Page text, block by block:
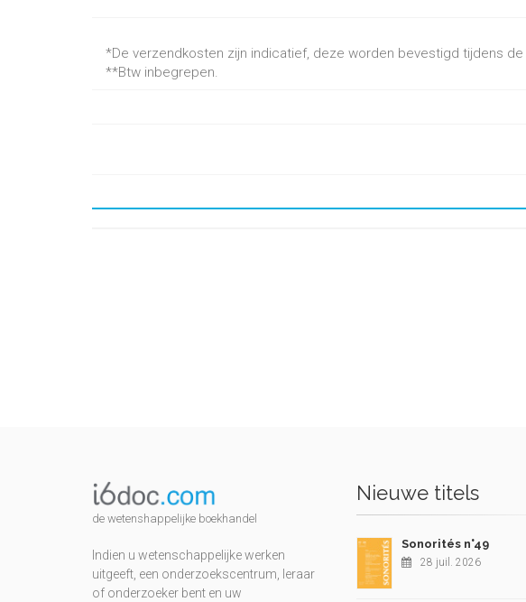
*De verzendkosten zijn indicatief, deze worden bevestigd tijdens
**Btw inbegrepen.
de wetenshappelijke boekhandel
Indien u wetenschappelijke werken
uitgeeft, een onderzoekscentrum, leraar
of onderzoeker bent en uw
Nieuwe titels
Sonorités n°49
28 juil. 2026